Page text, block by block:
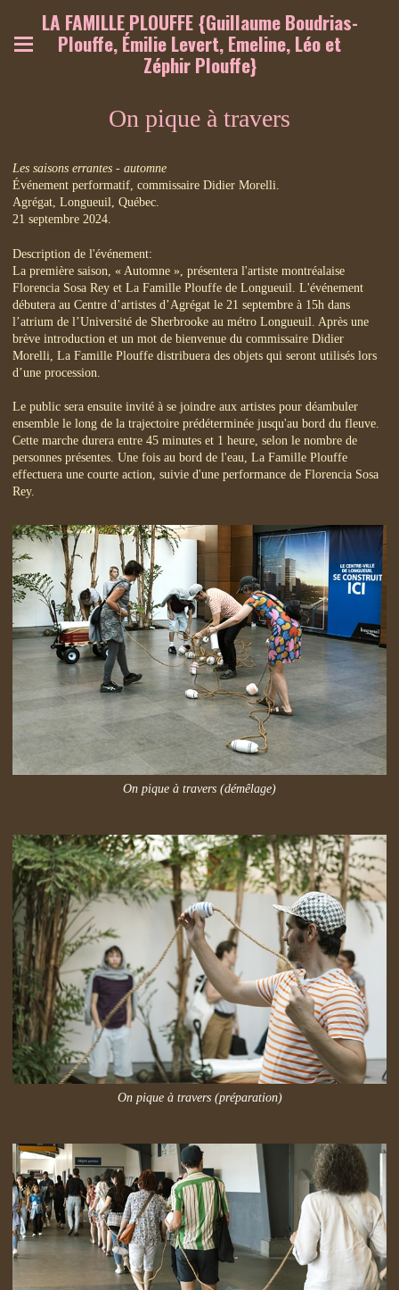
LA FAMILLE PLOUFFE {Guillaume Boudrias-
Plouffe, Émilie Levert, Emeline, Léo et
Zéphir Plouffe}
On pique à travers
Les saisons errantes - automne
Événement performatif, commissaire Didier Morelli.
Agrégat, Longueuil, Québec.
21 septembre 2024.
Description de l'événement:
La première saison, « Automne », présentera l'artiste montréalaise
Florencia Sosa Rey et La Famille Plouffe de Longueuil. L'événement
débutera au Centre d’artistes d’Agrégat le 21 septembre à 15h dans
l’atrium de l’Université de Sherbrooke au métro Longueuil. Après une
brève introduction et un mot de bienvenue du commissaire Didier
Morelli, La Famille Plouffe distribuera des objets qui seront utilisés lors
d’une procession.
Le public sera ensuite invité à se joindre aux artistes pour déambuler
ensemble le long de la trajectoire prédéterminée jusqu'au bord du fleuve.
Cette marche durera entre 45 minutes et 1 heure, selon le nombre de
personnes présentes. Une fois au bord de l'eau, La Famille Plouffe
effectuera une courte action, suivie d'une performance de Florencia Sosa
Rey.
On pique à travers (démêlage)
On pique à travers (préparation)